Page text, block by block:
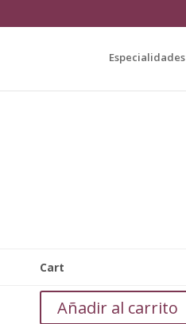
Especialidades
Cart
Añadir al carrito